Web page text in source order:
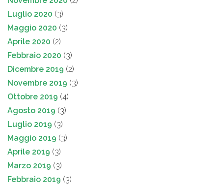
Luglio 2020 (3)
Maggio 2020 (3)
Aprile 2020 (2)
Febbraio 2020 (3)
Dicembre 2019 (2)
Novembre 2019 (3)
Ottobre 2019 (4)
Agosto 2019 (3)
Luglio 2019 (3)
Maggio 2019 (3)
Aprile 2019 (3)
Marzo 2019 (3)
Febbraio 2019 (3)